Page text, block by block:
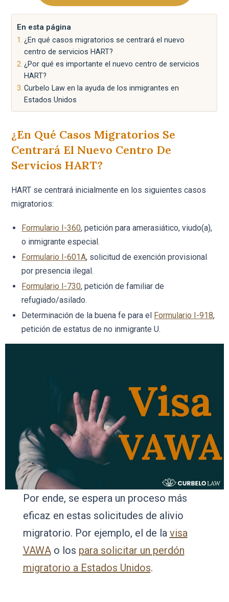
En esta página
¿En qué casos migratorios se centrará el nuevo
centro de servicios HART?
¿Por qué es importante el nuevo centro de servicios
HART?
Curbelo Law en la ayuda de los inmigrantes en
Estados Unidos
¿En Qué Casos Migratorios Se
Centrará El Nuevo Centro De
Servicios HART?
HART se centrará inicialmente en los siguientes casos
migratorios:
Formulario I-360, petición para amerasiático, viudo(a),
o inmigrante especial.
Formulario I-601A, solicitud de exención provisional
por presencia ilegal.
Formulario I-730, petición de familiar de
refugiado/asilado.
Determinación de la buena fe para el
Formulario I-918,
petición de estatus de no inmigrante U.
Por ende, se espera un proceso más
eficaz en estas solicitudes de alivio
migratorio. Por ejemplo, el de la visa
VAWAo los para solicitar un perdón
migratorio a Estados Unidos.